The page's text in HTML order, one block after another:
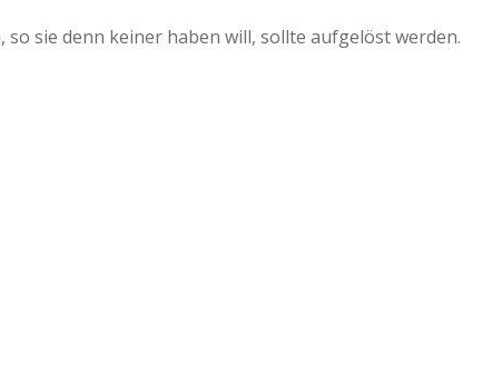
sie denn keiner haben will, sollte aufgelöst werden.